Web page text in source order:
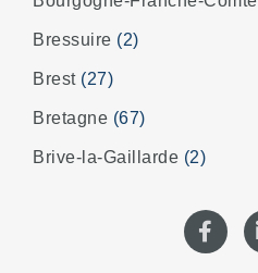
Bressuire (2)
Brest (27)
Bretagne (67)
Brive-la-Gaillarde (2)